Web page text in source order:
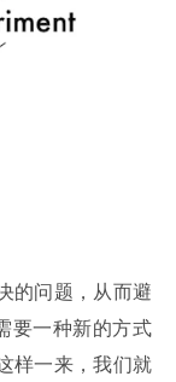
的问题，从而避
要一种新的方式
样一来，我们就